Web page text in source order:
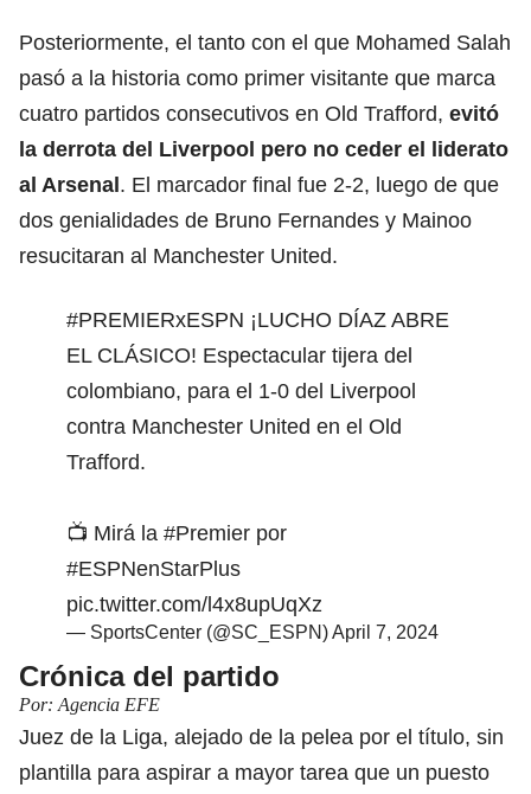
Posteriormente, el tanto con el que Mohamed Salah
pasó a la historia como primer visitante que marca
cuatro partidos consecutivos en Old Trafford, evitó
la derrota del Liverpool pero no ceder el liderato
al Arsenal. El marcador final fue 2-2, luego de que
dos genialidades de Bruno Fernandes y Mainoo
resucitaran al Manchester United.
#PREMIERxESPN ¡LUCHO DÍAZ ABRE
EL CLÁSICO! Espectacular tijera del
colombiano, para el 1-0 del Liverpool
contra Manchester United en el Old
Trafford.
📺 Mirá la #Premier por
#ESPNenStarPlus
pic.twitter.com/l4x8upUqXz
— SportsCenter (@SC_ESPN)April 7, 2024
Crónica del partido
Por: Agencia EFE
Juez de la Liga, alejado de la pelea por el título, sin
plantilla para aspirar a mayor tarea que un puesto